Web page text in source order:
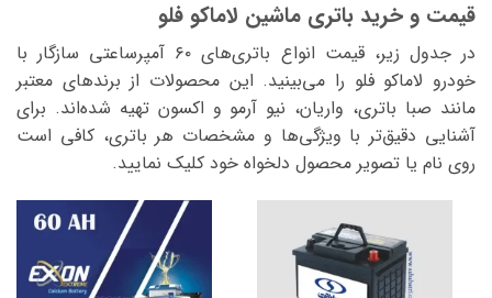
قیمت و خرید باتری ماشین لاماکو فلو
در جدول زیر، قیمت انواع باتری‌های ۶۰ آمپرساعتی سازگار با
خودرو لاماکو فلو را می‌بینید. این محصولات از برندهای معتبر
مانند صبا باتری، واریان، نیو آرمو و اکسون تهیه شده‌اند. برای
آشنایی دقیق‌تر با ویژگی‌ها و مشخصات هر باتری، کافی است
روی نام یا تصویر محصول دلخواه خود کلیک نمایید.